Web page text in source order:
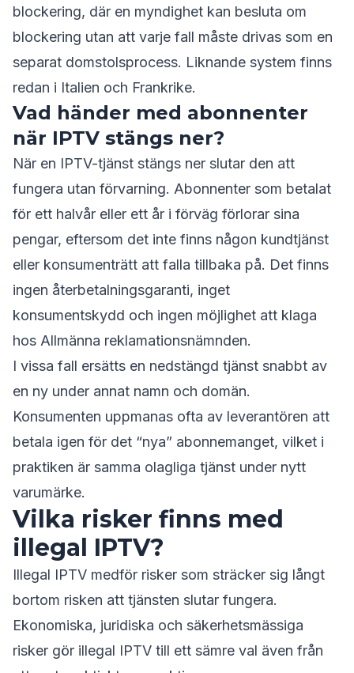
blockering, där en myndighet kan besluta om
blockering utan att varje fall måste drivas som en
separat domstolsprocess. Liknande system finns
redan i Italien och Frankrike.
Vad händer med abonnenter
när IPTV stängs ner?
När en IPTV-tjänst stängs ner slutar den att
fungera utan förvarning. Abonnenter som betalat
för ett halvår eller ett år i förväg förlorar sina
pengar, eftersom det inte finns någon kundtjänst
eller konsumenträtt att falla tillbaka på. Det finns
ingen återbetalningsgaranti, inget
konsumentskydd och ingen möjlighet att klaga
hos Allmänna reklamationsnämnden.
I vissa fall ersätts en nedstängd tjänst snabbt av
en ny under annat namn och domän.
Konsumenten uppmanas ofta av leverantören att
betala igen för det “nya” abonnemanget, vilket i
praktiken är samma olagliga tjänst under nytt
varumärke.
Vilka risker finns med
illegal IPTV?
Illegal IPTV medför risker som sträcker sig långt
bortom risken att tjänsten slutar fungera.
Ekonomiska, juridiska och säkerhetsmässiga
risker gör illegal IPTV till ett sämre val även från